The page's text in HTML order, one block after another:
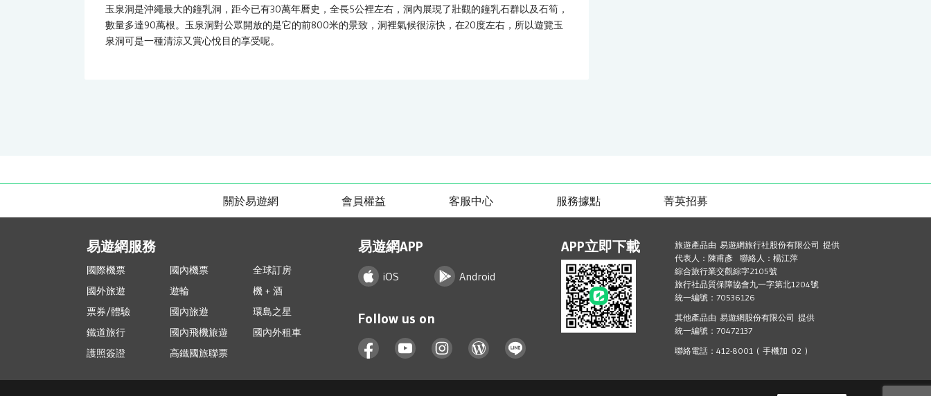
玉泉洞是沖繩最大的鐘乳洞，距今已有30萬年曆史，全長5公裡左右，洞內展現了壯觀的鐘乳石群以及石筍，
數量多達90萬根。玉泉洞對公眾開放的是它的前800米的景致，洞裡氣候很涼快，在20度左右，所以遊覽玉
泉洞可是一種清涼又賞心悅目的享受呢。
關於易遊網 會員權益 客服中心 服務據點 菁英招募
易遊網服務
國際機票 國內機票
全球訂房
國外旅遊
遊輪
機 + 酒
票券/體驗
國內旅遊
環島之星
鐵道旅行
國內飛機旅遊
國內外租車
護照簽證
高鐵國旅聯票
易遊網APP
iOS Android
Follow us on
APP立即下載
旅遊產品由 易遊網旅行社股份有限公司 提供
代表人：陳甫彥 聯絡人：楊江萍
綜合旅行業交觀綜字2105號
旅行社品質保障協會九一字第北1204號
統一編號：70536126
其他產品由 易遊網股份有限公司 提供
統一編號：70472137
聯絡電話：412-8001 ( 手機加 02 )